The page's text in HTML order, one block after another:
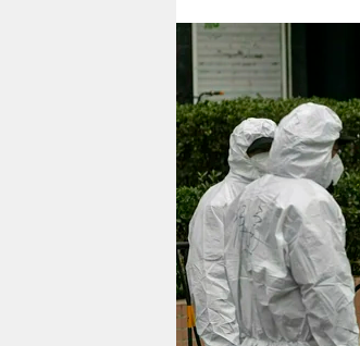
berlin
nord
wahrheit
verlag
verlag
veranstaltungen
shop